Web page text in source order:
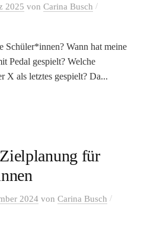
2025 von Carina Busch /
Schüler*innen? Wann hat meine
Pedal gespielt? Welche
X als letztes gespielt? Da...
für
2024 von Carina Busch /